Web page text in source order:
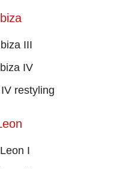
III
IV
restyling
I